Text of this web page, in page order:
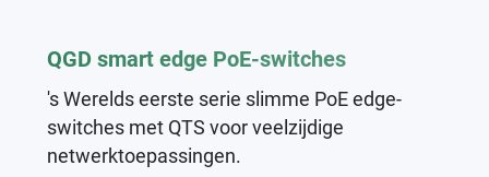
QGD smart edge PoE-switches
's Werelds eerste serie slimme PoE edge-
switches met QTS voor veelzijdige
netwerktoepassingen.